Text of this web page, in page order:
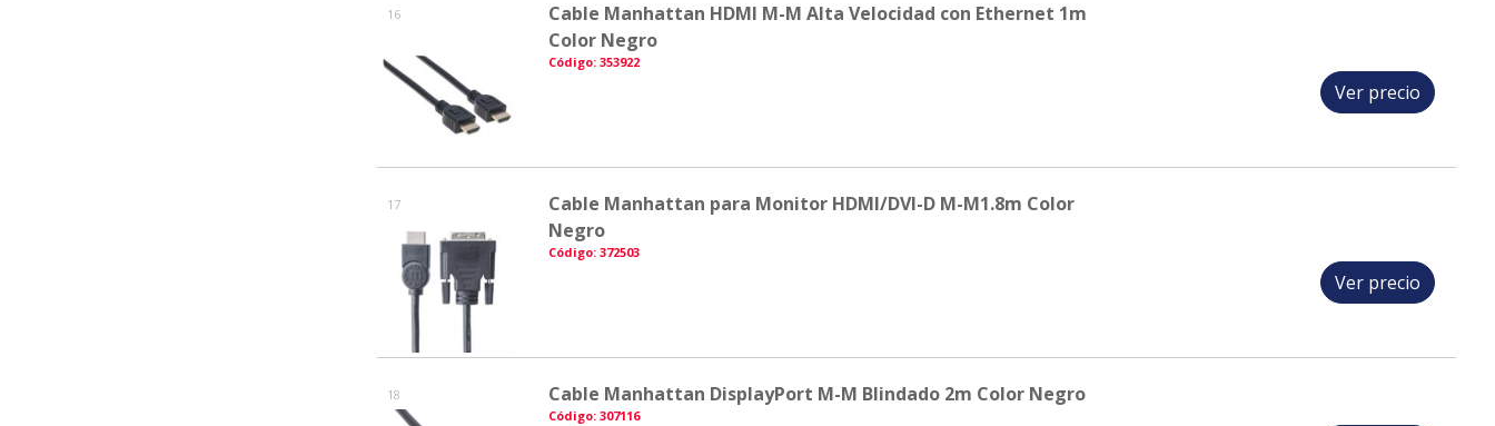
16
Cable Manhattan HDMI M-M Alta Velocidad con Ethernet 1m
Color Negro
Código: 353922
Ver precio
17
Cable Manhattan para Monitor HDMI/DVI-D M-M1.8m Color
Negro
Código: 372503
Ver precio
18 Cable Manhattan DisplayPort M-M Blindado 2m Color Negro
Código: 307116